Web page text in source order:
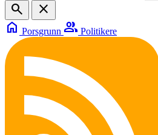
search
close
home Porsgrunn group Politikere